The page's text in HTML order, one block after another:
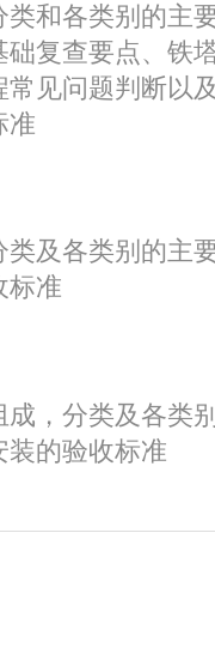
和各类别的主
复查要点、铁
见问题判断以
准
及各类别的主
标准
，分类及各类
装的验收标准